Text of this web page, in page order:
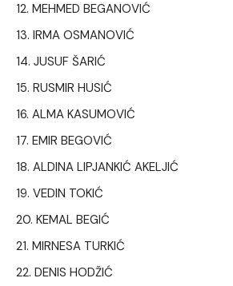
MEHMED BEGANOVIĆ
IRMA OSMANOVIĆ
JUSUF ŠARIĆ
RUSMIR HUSIĆ
ALMA KASUMOVIĆ
EMIR BEGOVIĆ
ALDINA LIPJANKIĆ AKELJIĆ
VEDIN TOKIĆ
KEMAL BEGIĆ
MIRNESA TURKIĆ
DENIS HODŽIĆ